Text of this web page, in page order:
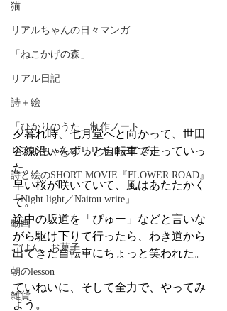
猫
リアルちゃんの日々マンガ
「ねこかげの森」
リアル日記
詩＋絵
「ひかりのうた」制作ノート
リアルちゃんのリリカルデイズ
詩と絵のSHORT MOVIE『FLOWER ROAD』
「Night light／Naitou write」
動画
ごはん、お菓子
朝のlesson
雑貨
夕暮れ時、七月堂へと向かって、世田
谷線沿いをずっと自転車で走っていっ
た。
早い桜が咲いていて、風はあたたかく
て。
途中の坂道を「ぴゅー」などと言いな
がら駆け下りて行ったら、わき道から
出てきた自転車にちょっと笑われた。
ていねいに、そして全力で、やってみ
よう。